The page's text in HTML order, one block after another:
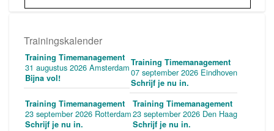
Trainingskalender
Training Timemanagement
31 augustus 2026 Amsterdam
Bijna vol!
Training Timemanagement
07 september 2026 Eindhoven
Schrijf je nu in.
Training Timemanagement
23 september 2026 Rotterdam
Schrijf je nu in.
Training Timemanagement
23 september 2026 Den Haag
Schrijf je nu in.